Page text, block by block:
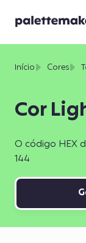
Cor
O código HEX
144
Início Cores